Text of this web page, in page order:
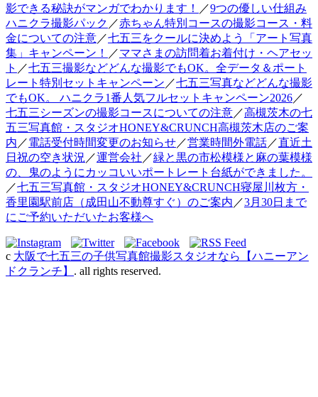
影できる秘訣がマンガでわかります！ ／9つの優しい仕組み
ハニクラ撮影パック ／赤ちゃん特別コースの撮影コース・料
金についての注意／七五三をクールに決めよう「アート写真
集」キャンペーン！ ／ママさまの訪問着お着付け・ヘアセッ
ト ／七五三撮影などどんな撮影でもOK。全データ＆ポート
レート特別セットキャンペーン ／七五三写真などどんな撮影
でもOK。 ハニクラ1番人気フルセットキャンペーン2026／
七五三シーズンの撮影コースについての注意／高槻茨木の七
五三写真館・スタジオHONEY&CRUNCH高槻茨木店のご案
内 ／電話受付時間変更のお知らせ／営業時間外電話／直近土
日祝の空き状況 ／運営会社 ／緑と黒の市松模様と麻の葉模様
の、鬼のようにカッコいいポートレート台紙ができました。
／七五三写真館・スタジオHONEY&CRUNCH寝屋川枚方・
香里園駅前店（成田山不動尊すぐ）のご案内 ／3月30日まで
にご予約いただいたお客様へ
c 大阪で七五三の子供写真館撮影スタジオなら【ハニーアン
ドクランチ】 . all rights reserved.